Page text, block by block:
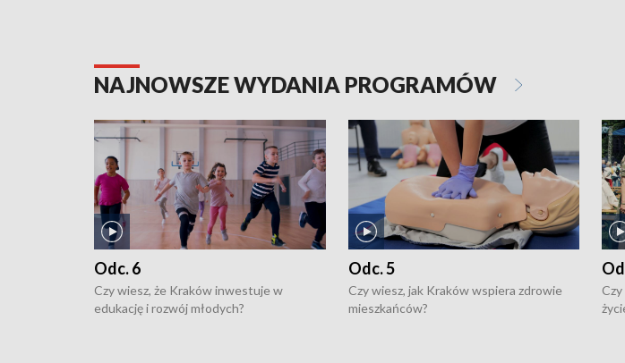
NAJNOWSZE WYDANIA PROGRAMÓW
Odc. 6
Czy wiesz, że Kraków inwestuje w
edukację i rozwój młodych?
Odc. 5
Czy wiesz, jak Kraków wspiera zdrowie
mieszkańców?